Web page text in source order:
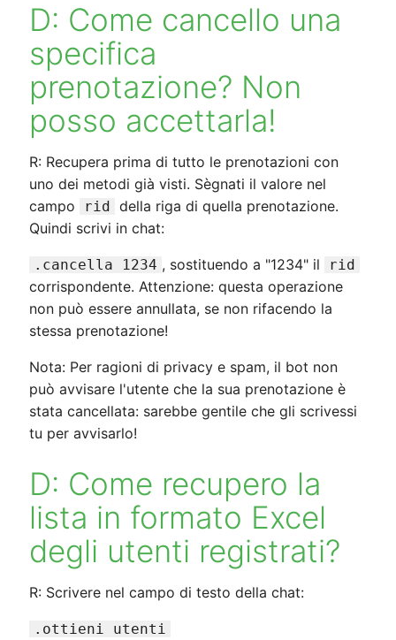
D: Come cancello una
specifica
prenotazione? Non
posso accettarla!
R: Recupera prima di tutto le prenotazioni con
uno dei metodi già visti. Sègnati il valore nel
campo
rid
della riga di quella prenotazione.
Quindi scrivi in chat:
.cancella 1234 , sostituendo a "1234" il rid
corrispondente. Attenzione: questa operazione
non può essere annullata, se non rifacendo la
stessa prenotazione!
Nota: Per ragioni di privacy e spam, il bot non
può avvisare l'utente che la sua prenotazione è
stata cancellata: sarebbe gentile che gli scrivessi
tu per avvisarlo!
D: Come recupero la
lista in formato Excel
degli utenti registrati?
R: Scrivere nel campo di testo della chat:
.ottieni utenti